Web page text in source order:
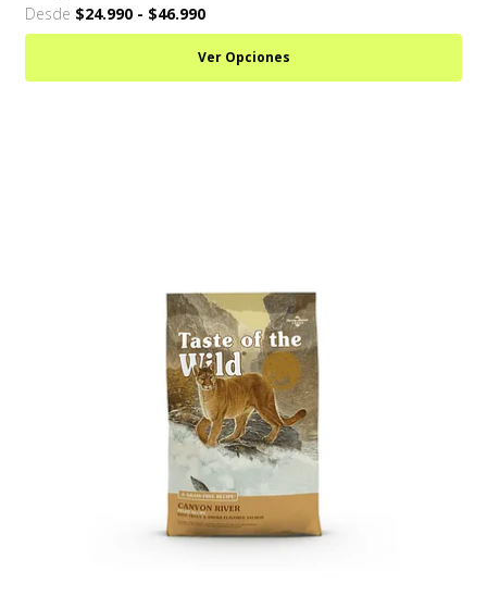
Desde $24.990 - $46.990
Ver Opciones